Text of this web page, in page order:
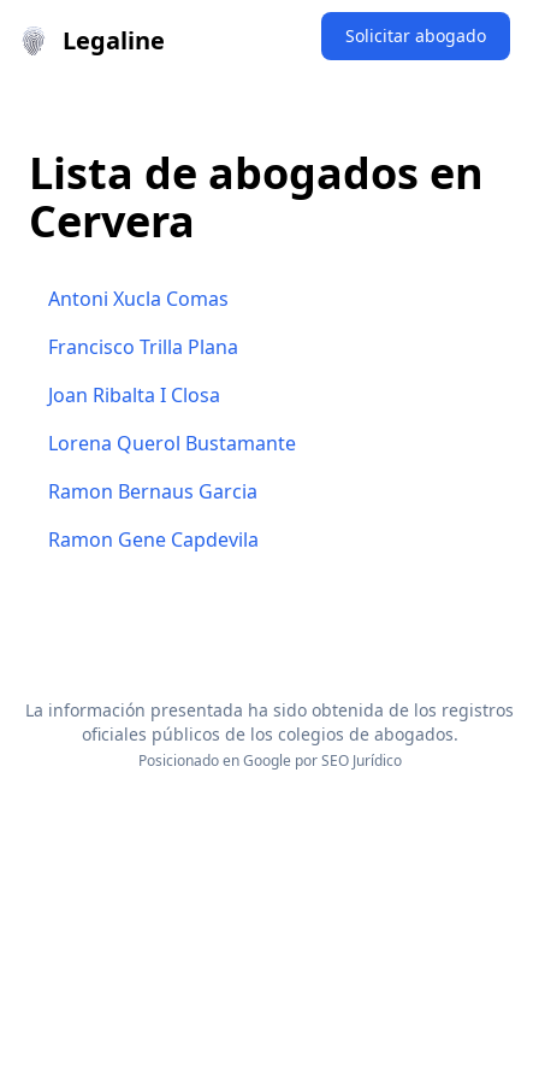
Legaline Solicitar abogado
Lista de abogados en
Cervera
Antoni Xucla Comas
Francisco Trilla Plana
Joan Ribalta I Closa
Lorena Querol Bustamante
Ramon Bernaus Garcia
Ramon Gene Capdevila
La información presentada ha sido obtenida de los registros
oficiales públicos de los colegios de abogados.
Posicionado en Google porSEO Jurídico